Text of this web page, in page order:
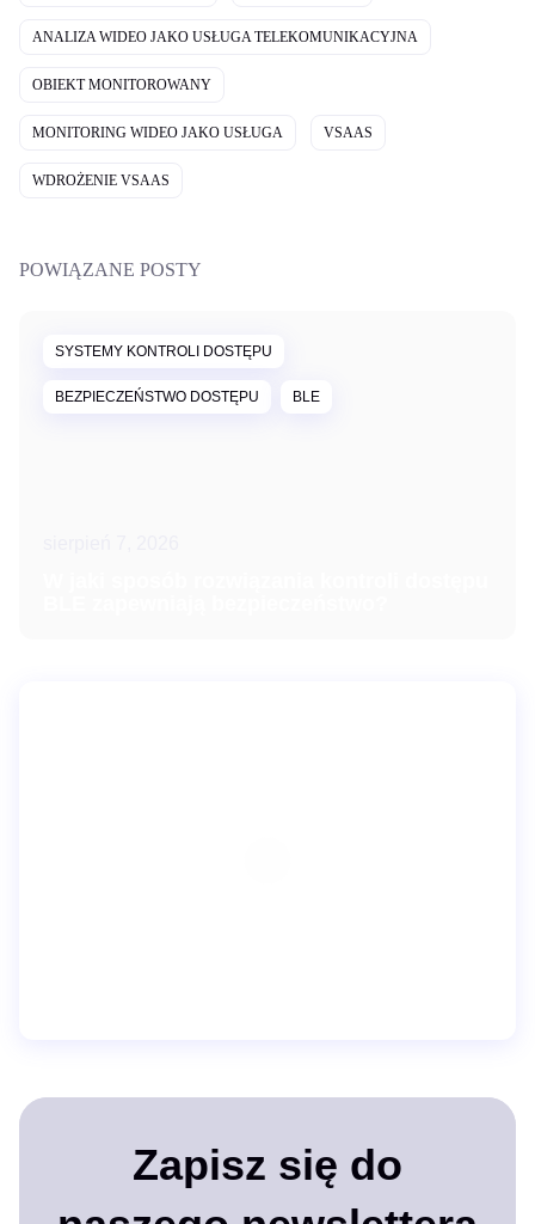
ANALIZA WIDEO JAKO USŁUGA TELEKOMUNIKACYJNA
OBIEKT MONITOROWANY
MONITORING WIDEO JAKO USŁUGA VSAAS
WDROŻENIE VSAAS
POWIĄZANE POSTY
SYSTEMY KONTROLI DOSTĘPU
BEZPIECZEŃSTWO DOSTĘPU BLE
Zapisz się do